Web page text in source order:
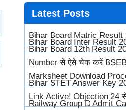
Latest Posts
Bihar Board Matric Result
Bihar Board Inter Result
Bihar Board 12th Result
Number से ऐसे चेक करें
Marksheet Download
Bihar STET Answer Key
Link Active! Objection 24
Railway Group D Admit